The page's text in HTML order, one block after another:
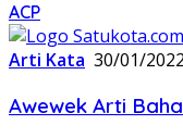
ACP
Arti Kata 30/01/2022
Awewek Arti